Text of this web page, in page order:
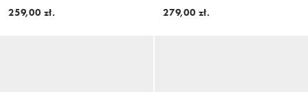
mankietów w kolorze oatmeal
259,00 zł.
wstawką i asymetrycznym dołem
279,00 zł.